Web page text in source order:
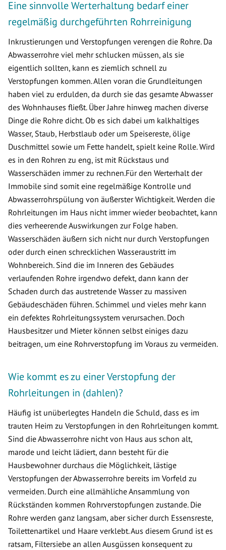
Eine sinnvolle Werterhaltung bedarf einer
regelmäßig durchgeführten Rohrreinigung
Inkrustierungen und Verstopfungen verengen die Rohre. Da
Abwasserrohre viel mehr schlucken müssen, als sie
eigentlich sollten, kann es ziemlich schnell zu
Verstopfungen kommen. Allen voran die Grundleitungen
haben viel zu erdulden, da durch sie das gesamte Abwasser
des Wohnhauses fließt. Über Jahre hinweg machen diverse
Dinge die Rohre dicht. Ob es sich dabei um kalkhaltiges
Wasser, Staub, Herbstlaub oder um Speisereste, ölige
Duschmittel sowie um Fette handelt, spielt keine Rolle. Wird
es in den Rohren zu eng, ist mit Rückstaus und
Wasserschäden immer zu rechnen.Für den Werterhalt der
Immobile sind somit eine regelmäßige Kontrolle und
Abwasserrohrspülung von äußerster Wichtigkeit. Werden die
Rohrleitungen im Haus nicht immer wieder beobachtet, kann
dies verheerende Auswirkungen zur Folge haben.
Wasserschäden äußern sich nicht nur durch Verstopfungen
oder durch einen schrecklichen Wasseraustritt im
Wohnbereich. Sind die im Inneren des Gebäudes
verlaufenden Rohre irgendwo defekt, dann kann der
Schaden durch das austretende Wasser zu massiven
Gebäudeschäden führen. Schimmel und vieles mehr kann
ein defektes Rohrleitungssystem verursachen. Doch
Hausbesitzer und Mieter können selbst einiges dazu
beitragen, um eine Rohrverstopfung im Voraus zu vermeiden.
Wie kommt es zu einer Verstopfung der
Rohrleitungen in (dahlen)?
Häufig ist unüberlegtes Handeln die Schuld, dass es im
trauten Heim zu Verstopfungen in den Rohrleitungen kommt.
Sind die Abwasserrohre nicht von Haus aus schon alt,
marode und leicht lädiert, dann besteht für die
Hausbewohner durchaus die Möglichkeit, lästige
Verstopfungen der Abwasserrohre bereits im Vorfeld zu
vermeiden. Durch eine allmähliche Ansammlung von
Rückständen kommen Rohrverstopfungen zustande. Die
Rohre werden ganz langsam, aber sicher durch Essensreste,
Toilettenartikel und Haare verklebt. Aus diesem Grund ist es
ratsam, Filtersiebe an allen Ausgüssen konsequent zu